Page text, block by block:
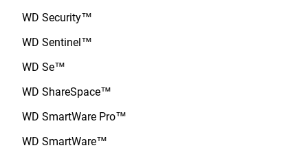
WD Security™
WD Sentinel™
WD Se™
WD ShareSpace™
WD SmartWare Pro™
WD SmartWare™